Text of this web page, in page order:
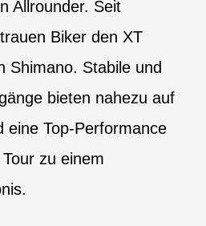
Allrounder. Seit
Biker den XT
Shimano. Stabile und
bieten nahezu auf
eine Top-Performance
zu einem